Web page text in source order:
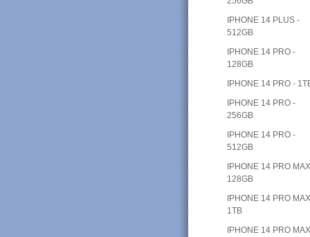
IPHONE 14 PLUS -
512GB
IPHONE 14 PRO -
128GB
IPHONE 14 PRO -
IPHONE 14 PRO -
256GB
IPHONE 14 PRO -
512GB
IPHONE 14 PRO
128GB
IPHONE 14 PRO
1TB
IPHONE 14 PRO